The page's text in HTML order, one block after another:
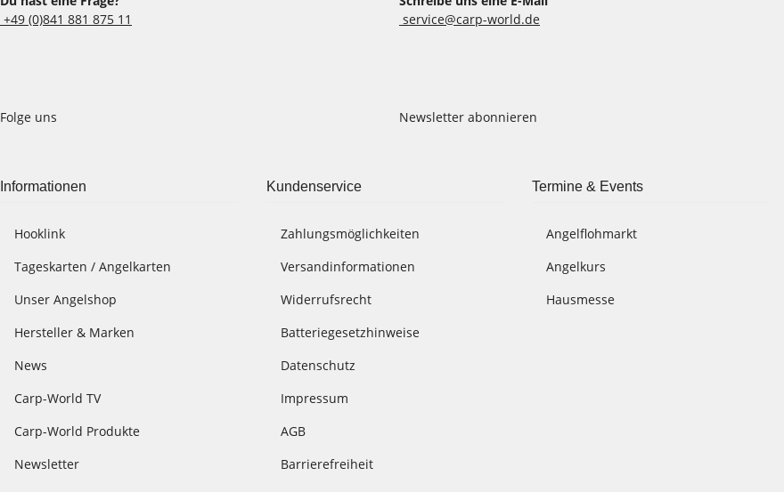
+49 (0)841 881 875 11
service@carp-world.de
Folge uns Newsletter abonnieren
Informationen
Hooklink
Tageskarten / Angelkarten
Unser Angelshop
Hersteller & Marken
News
Carp-World TV
Carp-World Produkte
Newsletter
Kundenservice
Zahlungsmöglichkeiten
Versandinformationen
Widerrufsrecht
Batteriegesetzhinweise
Datenschutz
Impressum
AGB
Barrierefreiheit
Termine & Events
Angelflohmarkt
Angelkurs
Hausmesse